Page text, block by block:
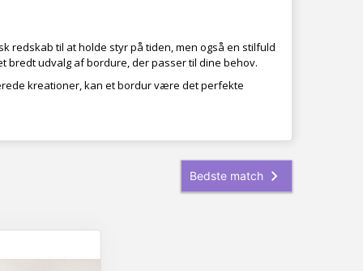
redskab til at holde styr på tiden, men også en stilfuld
udvalg af bordure, der passer til dine behov.
kreationer, kan et bordur være det perfekte